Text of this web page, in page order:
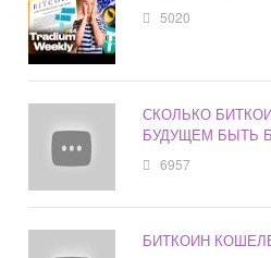
5020
СКОЛЬКО
БУДУЩЕМ БЫТЬ
6957
БИТКОИН